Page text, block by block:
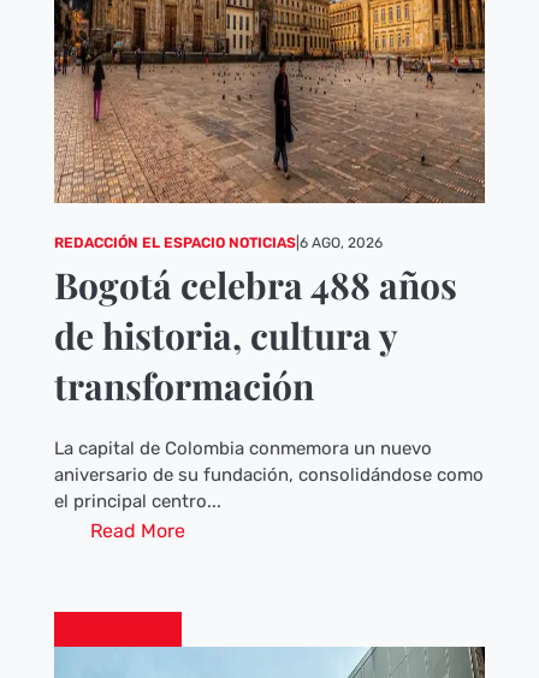
REDACCIÓN EL ESPACIO NOTICIAS| 6 AGO, 2026
Bogotá celebra 488 años
de historia, cultura y
transformación
La capital de Colombia conmemora un nuevo
aniversario de su fundación, consolidándose como
el principal centro...
Read More